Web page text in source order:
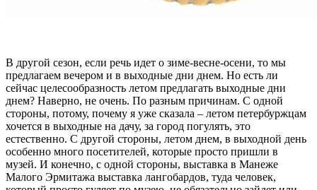
В другой сезон, если речь идет о зиме-весне-осени, то мы
предлагаем вечером и в выходные дни днем. Но есть ли
сейчас целесообразность летом предлагать выходные дни
днем? Наверно, не очень. По разным причинам. С одной
стороны, потому, почему я уже сказала – летом петербуржцам
хочется в выходные на дачу, за город погулять, это
естественно. С другой стороны, летом днем, в выходной день
особенно много посетителей, которые просто пришли в
музей. И конечно, с одной стороны, выставка в Манеже
Малого Эрмитажа выставка лангобардов, туда человек,